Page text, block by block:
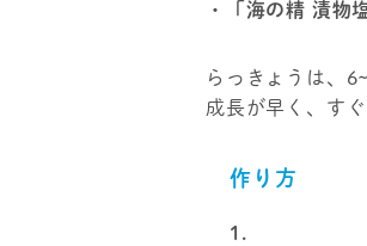
・「海の精 漬物
らっきょうは、
成長が早く、す
作り方
1.